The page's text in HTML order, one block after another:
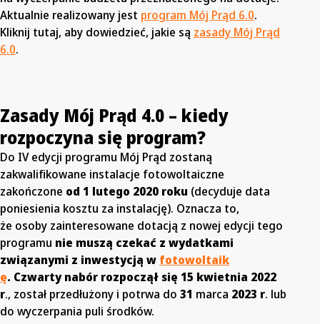
Aktualnie realizowany jest program Mój Prąd 6.0.
Kliknij tutaj, aby dowiedzieć, jakie są zasady Mój Prąd
6.0.
Zasady Mój Prąd 4.0 – kiedy
rozpoczyna się program?
Do IV edycji programu Mój Prąd zostaną
zakwalifikowane instalacje fotowoltaiczne
zakończone od 1 lutego 2020 roku (decyduje data
poniesienia kosztu za instalację). Oznacza to,
że osoby zainteresowane dotacją z nowej edycji tego
programu nie muszą czekać z wydatkami
związanymi z inwestycją w fotowoltaik
ę. Czwarty nabór rozpoczął się 15 kwietnia 2022
r., został przedłużony i potrwa do 31 marca 2023 r. lub
do wyczerpania puli środków.